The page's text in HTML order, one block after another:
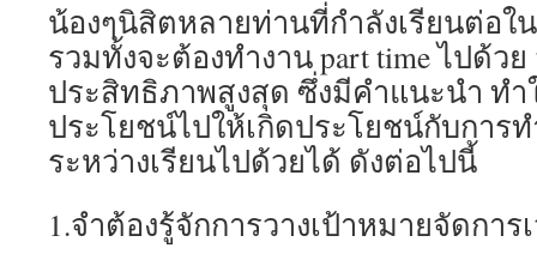
น้องๆนิสิตหลายท่านที่กำลังเรียนต่อใ
รวมทั้งจะต้องทำงาน part time ไปด้ว
ประสิทธิภาพสูงสุด ซึ่งมีคำแนะนำ ทำ
ประโยชน์ไปให้เกิดประโยชน์กับการท
ระหว่างเรียนไปด้วยได้ ดังต่อไปนี้
1.จำต้องรู้จักการวางเป้าหมายจัดกา